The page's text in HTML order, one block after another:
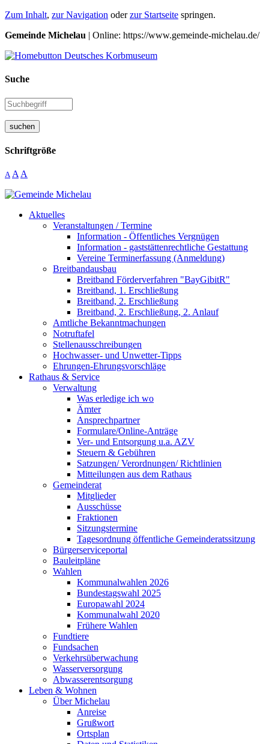
Zum Inhalt, zur Navigation oderzur Startseite springen.
Gemeinde Michelau | Online: https://www.gemeinde-michelau.de/
Suche
suchen
Schriftgröße
A A A
Aktuelles
Veranstaltungen / Termine
Information - Öffentliches Vergnügen
Information - gaststättenrechtliche Gestattung
Vereine Terminerfassung (Anmeldung)
Breitbandausbau
Breitband Förderverfahren "BayGibitR"
Breitband, 1. Erschließung
Breitband, 2. Erschließung
Breitband, 2. Erschließung, 2. Anlauf
Amtliche Bekanntmachungen
Notruftafel
Stellenausschreibungen
Hochwasser- und Unwetter-Tipps
Ehrungen-Ehrungsvorschläge
Rathaus & Service
Verwaltung
Was erledige ich wo
Ämter
Ansprechpartner
Formulare/Online-Anträge
Ver- und Entsorgung u.a. AZV
Steuern & Gebühren
Satzungen/ Verordnungen/ Richtlinien
Mitteilungen aus dem Rathaus
Gemeinderat
Mitglieder
Ausschüsse
Fraktionen
Sitzungstermine
Tagesordnung öffentliche Gemeinderatssitzung
Bürgerserviceportal
Bauleitpläne
Wahlen
Kommunalwahlen 2026
Bundestagswahl 2025
Europawahl 2024
Kommunalwahl 2020
Frühere Wahlen
Fundtiere
Fundsachen
Verkehrsüberwachung
Wasserversorgung
Abwasserentsorgung
Leben & Wohnen
Über Michelau
Anreise
Grußwort
Ortsplan